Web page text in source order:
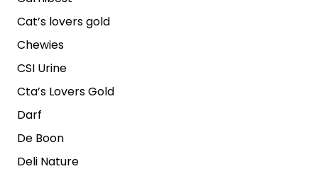
Cat’s lovers gold
Chewies
CSI Urine
Cta’s Lovers Gold
Darf
De Boon
Deli Nature